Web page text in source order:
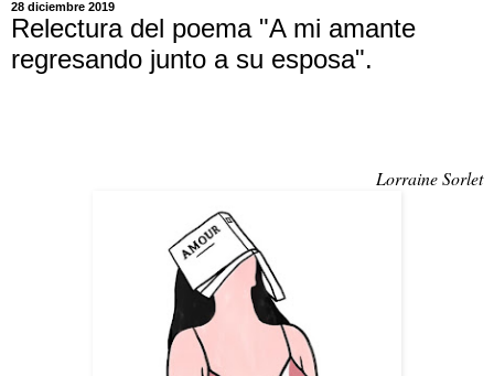
28 diciembre 2019
Relectura del poema "A mi amante
regresando junto a su esposa".
Lorraine Sorlet